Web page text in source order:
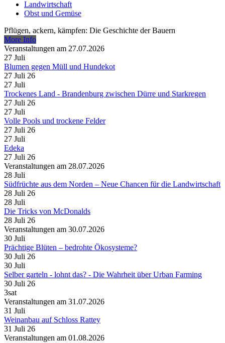
Landwirtschaft
Obst und Gemüse
Pflügen, ackern, kämpfen: Die Geschichte der Bauern
More Info
Veranstaltungen am 27.07.2026
27 Juli
Blumen gegen Müll und Hundekot
27 Juli 26
27 Juli
Trockenes Land - Brandenburg zwischen Dürre und Starkregen
27 Juli 26
27 Juli
Volle Pools und trockene Felder
27 Juli 26
27 Juli
Edeka
27 Juli 26
Veranstaltungen am 28.07.2026
28 Juli
Südfrüchte aus dem Norden – Neue Chancen für die Landwirtschaft
28 Juli 26
28 Juli
Die Tricks von McDonalds
28 Juli 26
Veranstaltungen am 30.07.2026
30 Juli
Prächtige Blüten – bedrohte Ökosysteme?
30 Juli 26
30 Juli
Selber garteln - lohnt das? - Die Wahrheit über Urban Farming
30 Juli 26
3sat
Veranstaltungen am 31.07.2026
31 Juli
Weinanbau auf Schloss Rattey
31 Juli 26
Veranstaltungen am 01.08.2026